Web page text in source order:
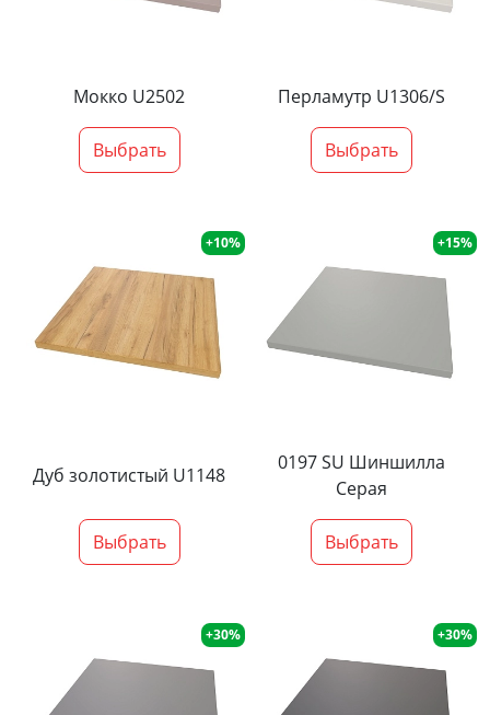
Мокко U2502
Выбрать
Перламутр U1306/S
Выбрать
+10%
Дуб золотистый U1148
Выбрать
+15%
0197 SU Шиншилла
Серая
Выбрать
+30% +30%